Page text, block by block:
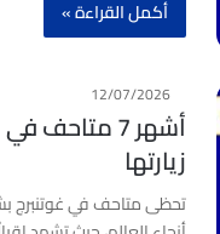
أكمل القراءة »
12/07/2026
أشهر 7
زيارتها
تحظى متاحف في غوتنبرج